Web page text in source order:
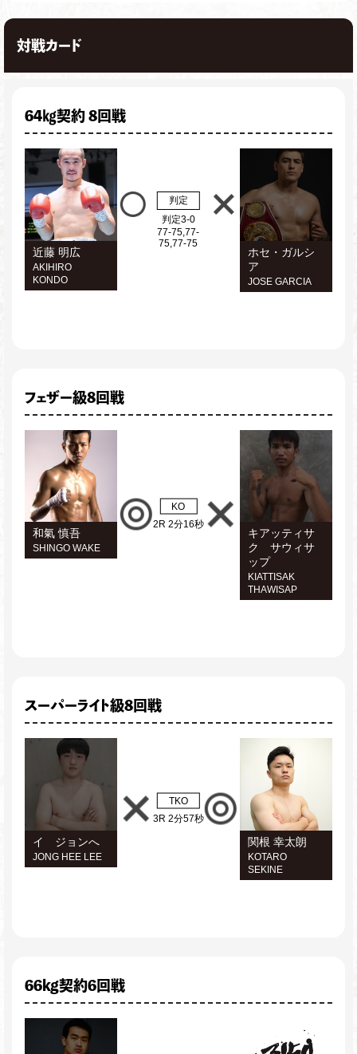
対戦カード
64㎏契約 8回戦
近藤 明広
AKIHIRO
KONDO
判定
判定3-0
77-75,77-
75,77-75
ホセ・ガルシ
ア
JOSE GARCIA
フェザー級8回戦
和氣 慎吾
SHINGO WAKE
KO
2R 2分16秒
キアッティサ
ク サウィサ
ップ
KIATTISAK
THAWISAP
スーパーライト級8回戦
イ ジョンへ
JONG HEE LEE
TKO
3R 2分57秒
関根 幸太朗
KOTARO
SEKINE
66kg契約6回戦